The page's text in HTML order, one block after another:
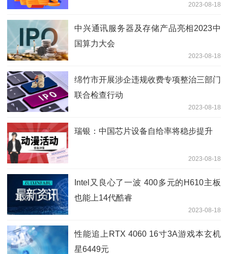
2023-08-18
中兴通讯服务器及存储产品亮相2023中
国算力大会
2023-08-18
绵竹市开展涉企违规收费专项整治三部门
联合检查行动
2023-08-18
瑞银：中国芯片设备自给率将稳步提升
2023-08-18
Intel又良心了一波 400多元的H610主板
也能上14代酷睿
2023-08-18
性能追上RTX 4060 16寸3A游戏本玄机
星6449元